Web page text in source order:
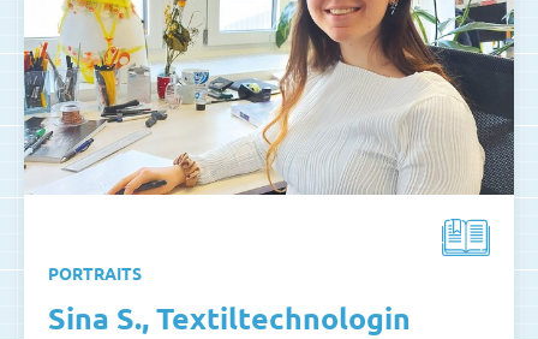
PORTRAITS
Sina S., Textiltechnologin